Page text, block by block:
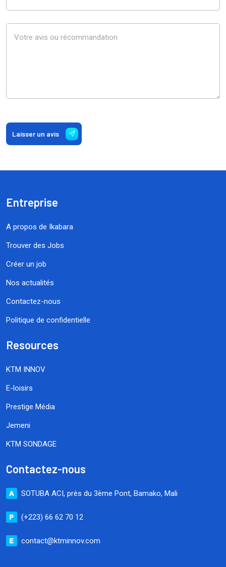
Laisser un avis
Entreprise
A propos de Ikabara
Trouver des Jobs
Créer un job
Nos actualités
Contactez-nous
Politique de confidentielle
Resources
KTM INNOV
E-loisirs
Prestige Média
Jemeni
KTM SONDAGE
Contactez-nous
SOTUBA ACI, près du 3ème Pont, Bamako, Mali
(+223) 66 62 70 12
contact@ktminnov.com